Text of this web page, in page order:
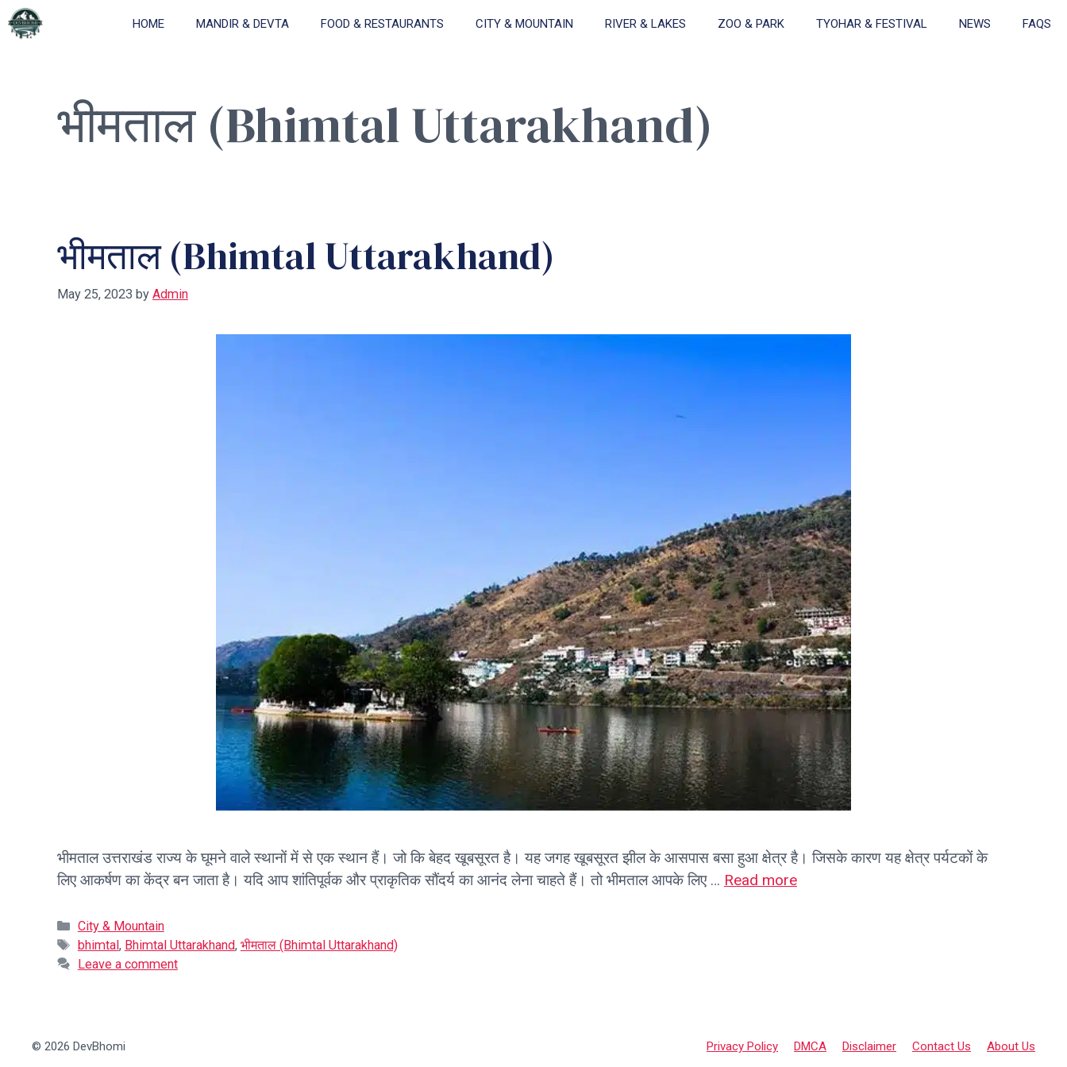
Skip
to
HOME MANDIR & DEVTA FOOD & RESTAURANTS CITY & MOUNTAIN RIVER & LAKES ZOO & PARK TYOHAR & FESTIVAL NEWS FAQS
भीमताल (Bhimtal Uttarakhand)
भीमताल (Bhimtal Uttarakhand)
May 25, 2023 by Admin
भीमताल उत्तराखंड राज्य के घूमने वाले स्थानों में से एक स्थान हैं। जो कि बेहद खूबसूरत है। यह जगह खूबसूरत झील के आसपास बसा हुआ क्षेत्र है। जिसके कारण यह क्षेत्र पर्यटकों के
लिए आकर्षण का केंद्र बन जाता है। यदि आप शांतिपूर्वक और प्राकृतिक सौंदर्य का आनंद लेना चाहते हैं। तो भीमताल आपके लिए … Read more
Categories
City & Mountain
Tags
bhimtal , Bhimtal Uttarakhand, भीमताल (Bhimtal Uttarakhand)
Leave a comment
Privacy Policy DMCA Disclaimer Contact Us About Us
© 2026 DevBhomi